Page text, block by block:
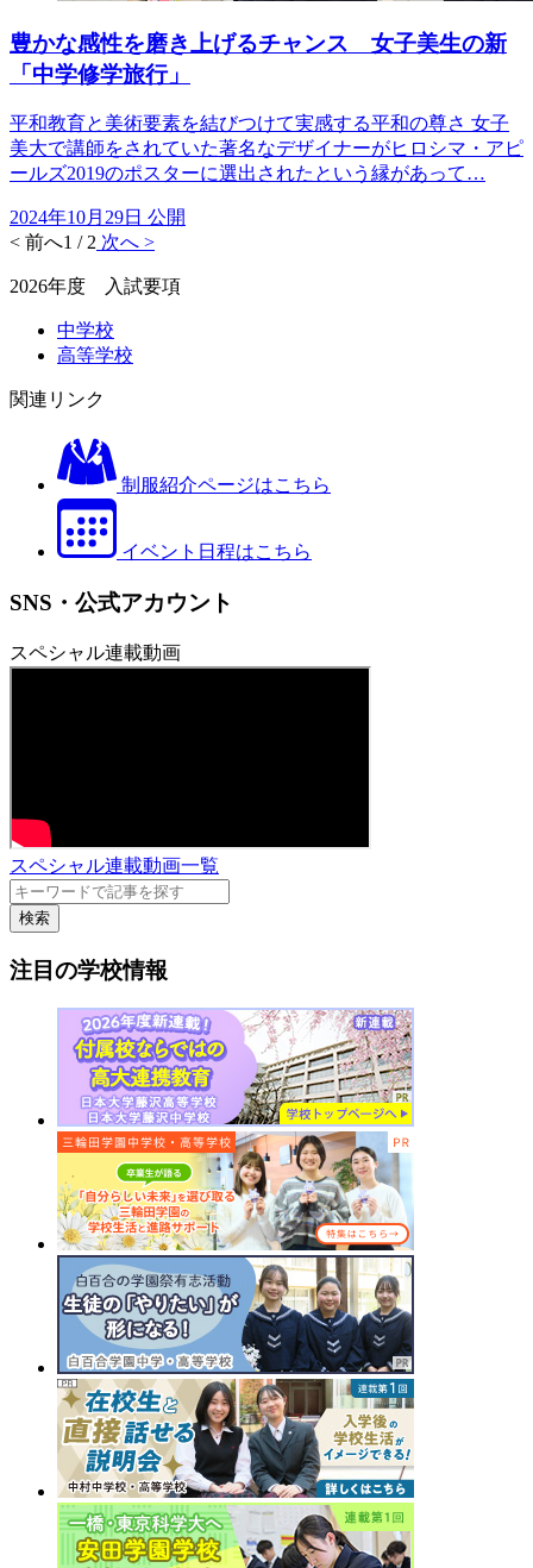
豊かな感性を磨き上げるチャンス 女子美生の新
「中学修学旅行」
平和教育と美術要素を結びつけて実感する平和の尊さ 女子
美大で講師をされていた著名なデザイナーがヒロシマ・アピ
ールズ2019のポスターに選出されたという縁があって…
2024年10月29日 公開
< 前へ1 / 2 次へ >
2026年度 入試要項
中学校
高等学校
関連リンク
制服紹介ページはこちら
イベント日程はこちら
SNS・公式アカウント
スペシャル連載動画
スペシャル連載動画一覧
検索
注目の学校情報